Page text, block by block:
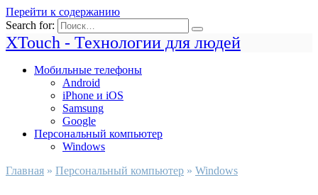
Перейти к содержанию
Search for:
XTouch - Технологии для людей
Мобильные телефоны
Android
iPhone и iOS
Samsung
Google
Персональный компьютер
Windows
Главная » Персональный компьютер » Windows